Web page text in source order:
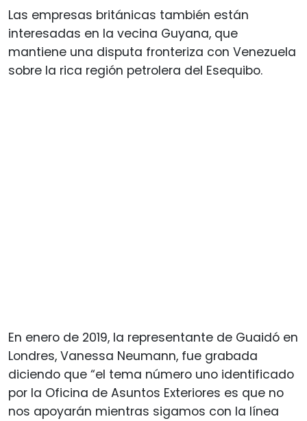
Las empresas británicas también están
interesadas en la vecina Guyana, que
mantiene una disputa fronteriza con Venezuela
sobre la rica región petrolera del Esequibo.
En enero de 2019, la representante de Guaidó en
Londres, Vanessa Neumann, fue grabada
diciendo que “el tema número uno identificado
por la Oficina de Asuntos Exteriores es que no
nos apoyarán mientras sigamos con la línea